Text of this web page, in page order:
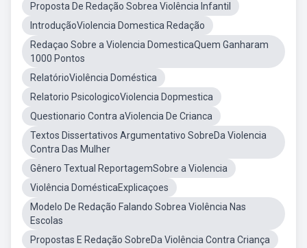
Proposta De Redação Sobrea Violência Infantil
IntroduçãoViolencia Domestica Redação
Redaçao Sobre a Violencia DomesticaQuem Ganharam
1000 Pontos
RelatórioViolência Doméstica
Relatorio PsicologicoViolencia Dopmestica
Questionario Contra aViolencia De Crianca
Textos Dissertativos Argumentativo SobreDa Violencia
Contra Das Mulher
Gênero Textual ReportagemSobre a Violencia
Violência DomésticaExplicaçoes
Modelo De Redação Falando Sobrea Violência Nas
Escolas
Propostas E Redação SobreDa Violência Contra Criança